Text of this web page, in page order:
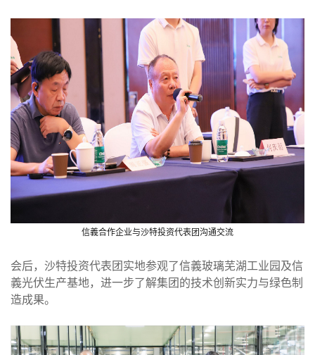
信義合作企业与沙特投资代表团沟通交流
会后，沙特投资代表团实地参观了信義玻璃芜湖工业园及信
義光伏生产基地，进一步了解集团的技术创新实力与绿色制
造成果。